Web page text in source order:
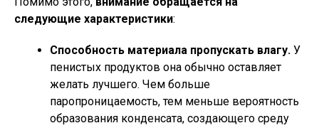
следующие характеристики:
Способность материала пропускать влагу. У
пенистых продуктов она обычно оставляет
желать лучшего. Чем больше
паропроницаемость, тем меньше вероятность
образования конденсата, создающего среду